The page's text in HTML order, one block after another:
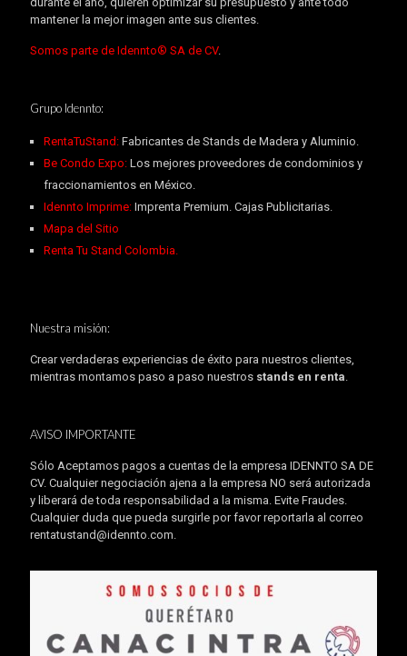
mantener la mejor imagen ante sus clientes.
Somos parte de Idennto® SA de CV.
Grupo Idennto:
RentaTuStand:Fabricantes de Stands de Madera y Aluminio.
Be Condo Expo: Los mejores proveedores de condominios y
fraccionamientos en México.
Idennto Imprime:Imprenta Premium. Cajas Publicitarias.
Mapa del Sitio
Renta Tu Stand Colombia.
Nuestra misión:
Crear verdaderas experiencias de éxito para nuestros clientes,
mientras montamos paso a paso nuestros stands en renta.
AVISO IMPORTANTE
Sólo Aceptamos pagos a cuentas de la empresa IDENNTO SA DE
CV. Cualquier negociación ajena a la empresa NO será autorizada
y liberará de toda responsabilidad a la misma. Evite Fraudes.
Cualquier duda que pueda surgirle por favor reportarla al correo
rentatustand@idennto.com.